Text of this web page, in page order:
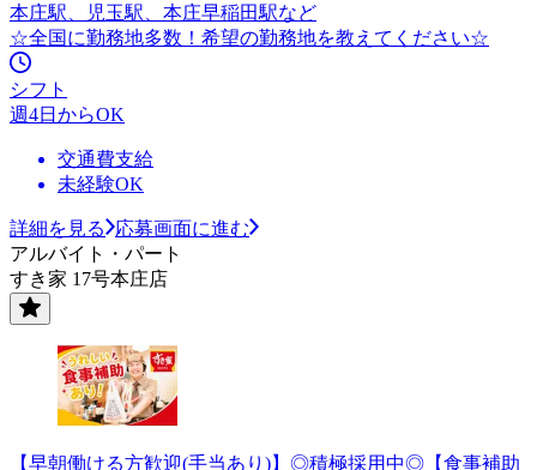
本庄駅、児玉駅、本庄早稲田駅など
☆全国に勤務地多数！希望の勤務地を教えてください☆
シフト
週4日からOK
交通費支給
未経験OK
詳細を見る
応募画面に進む
アルバイト・パート
すき家 17号本庄店
【早朝働ける方歓迎(手当あり)】◎積極採用中◎【食事補助